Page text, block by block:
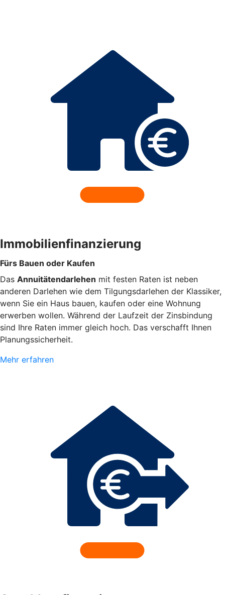
Immobilienfinanzierung
Fürs Bauen oder Kaufen
Das Annuitätendarlehen mit festen Raten ist neben
anderen Darlehen wie dem Tilgungsdarlehen der Klassiker,
wenn Sie ein Haus bauen, kaufen oder eine Wohnung
erwerben wollen. Während der Laufzeit der Zinsbindung
sind Ihre Raten immer gleich hoch. Das verschafft Ihnen
Planungssicherheit.
Mehr erfahren